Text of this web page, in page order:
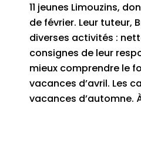
11 jeunes Limouzins,
de février. Leur tuteur,
diverses activités :
consignes de leur
mieux comprendre le
vacances d’avril. Les
vacances d’automne.